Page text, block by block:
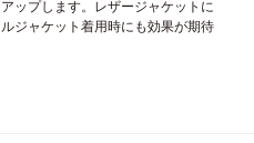
ップします。レザージャケットに
ジャケット着用時にも効果が期待